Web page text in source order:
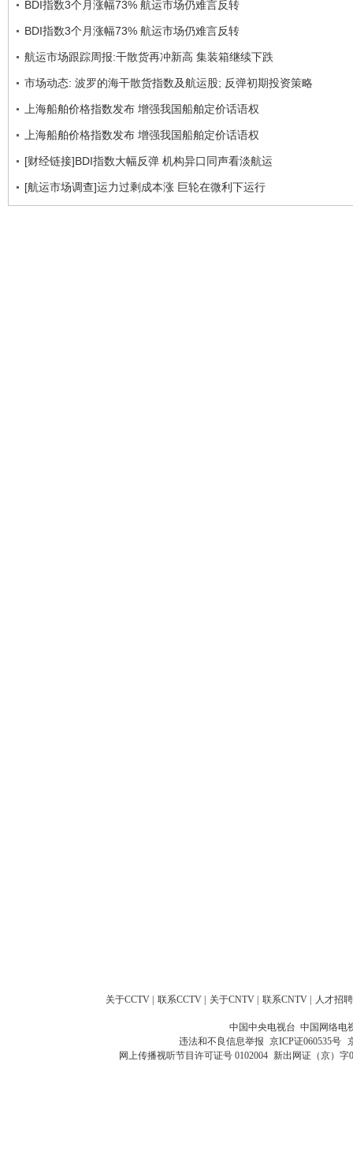
BDI指数3个月涨幅73% 航运市场仍难言反转
BDI指数3个月涨幅73% 航运市场仍难言反转
航运市场跟踪周报:干散货再冲新高 集装箱继续下跌
市场动态: 波罗的海干散货指数及航运股; 反弹初期投资策略
上海船舶价格指数发布 增强我国船舶定价话语权
上海船舶价格指数发布 增强我国船舶定价话语权
[财经链接]BDI指数大幅反弹 机构异口同声看淡航运
[航运市场调查]运力过剩成本涨 巨轮在微利下运行
关于CCTV 联系CCTV 关于CNTV 联系CNTV 人才招聘
中国中央电视台 中国网络电
违法和不良信息举报 京ICP证060535号
网上传播视听节目许可证号 0102004 新出网证（京）